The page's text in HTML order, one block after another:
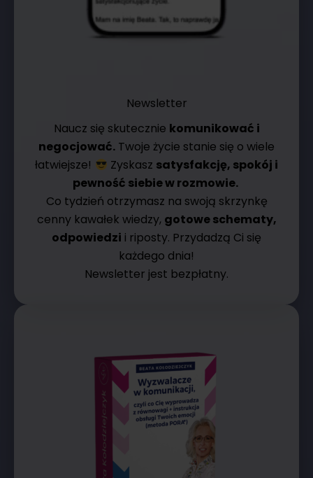
Newsletter
Naucz się skutecznie komunikować i
negocjować. Twoje życie stanie się o wiele
łatwiejsze!
Zyskasz satysfakcję, spokój i
pewność siebie w rozmowie.
Co tydzień otrzymasz na swoją skrzynkę
cenny kawałek wiedzy, gotowe schematy,
odpowiedzi i riposty. Przydadzą Ci się
każdego dnia!
Newsletter jest bezpłatny.